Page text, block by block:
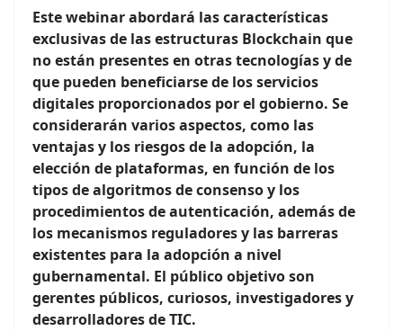
Este webinar abordará las características
exclusivas de las estructuras Blockchain que
no están presentes en otras tecnologías y de
que pueden beneficiarse de los servicios
digitales proporcionados por el gobierno. Se
considerarán varios aspectos, como las
ventajas y los riesgos de la adopción, la
elección de plataformas, en función de los
tipos de algoritmos de consenso y los
procedimientos de autenticación, además de
los mecanismos reguladores y las barreras
existentes para la adopción a nivel
gubernamental. El público objetivo son
gerentes públicos, curiosos, investigadores y
desarrolladores de TIC.